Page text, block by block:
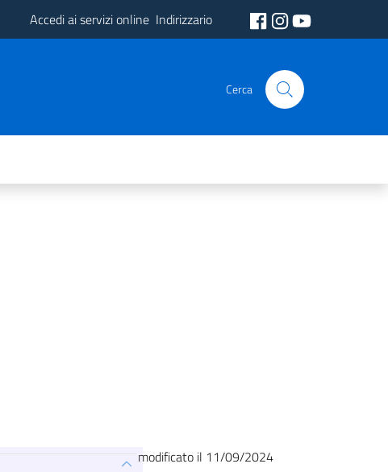
Accedi ai servizi online Indirizzario
Cerca
modificato il 11/09/2024